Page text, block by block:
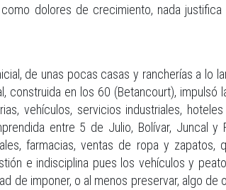
dolores de crecimiento, nada
de unas pocas casas y rancherías a lo
construida en los 60 (Betancourt),
vehículos, servicios industriales,
entre 5 de Julio, Bolívar, Juncal
farmacias, ventas de ropa y zapatos,
e indisciplina pues los vehículos y
de imponer, o al menos preservar, algo